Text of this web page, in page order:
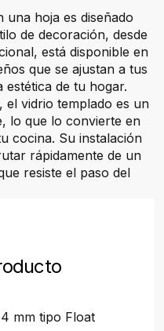
una hoja es diseñado
de decoración, desde
está disponible en
que se ajustan a tus
de tu hogar.
el vidrio templado es un
lo que lo convierte en
cocina. Su instalación
rápidamente de un
resiste el paso del
mm tipo Float